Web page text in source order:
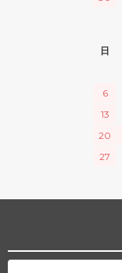
日
6
13
20
27